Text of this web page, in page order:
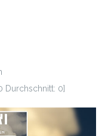
Durchschnitt: 0]